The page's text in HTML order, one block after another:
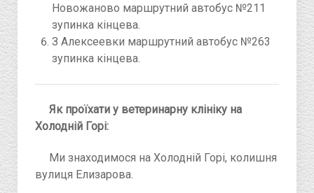
Новожаново маршрутний автобус №211
зупинка кінцева.
З Алексеевки маршрутний автобус №263
зупинка кінцева.
Як проїхати у ветеринарну клініку на
Холодній Горі:
Ми знаходимося на Холодній Горі, колишня
вулиця Елизарова.